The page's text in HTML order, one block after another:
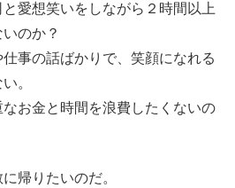
愛想笑いをしながら２時間以上
のか？
事の話ばかりで、笑顔になれる
。
お金と時間を浪費したくないの
帰りたいのだ。